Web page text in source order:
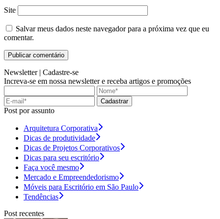
Site
Salvar meus dados neste navegador para a próxima vez que eu
comentar.
Newsletter | Cadastre-se
Increva-se em nossa newsletter e receba artigos e promoções
Cadastrar
Post por assunto
Arquitetura Corporativa
Dicas de produtividade
Dicas de Projetos Corporativos
Dicas para seu escritório
Faça você mesmo
Mercado e Empreendedorismo
Móveis para Escritório em São Paulo
Tendências
Post recentes